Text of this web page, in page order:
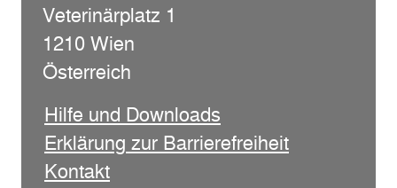
Veterinärplatz 1
1210 Wien
Österreich
Hilfe und Downloads
Erklärung zur Barrierefreiheit
Kontakt